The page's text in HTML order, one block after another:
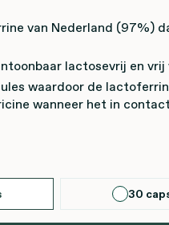
van Nederland (97%)
lactosevrij en vrij
waardoor de
wanneer het in
30